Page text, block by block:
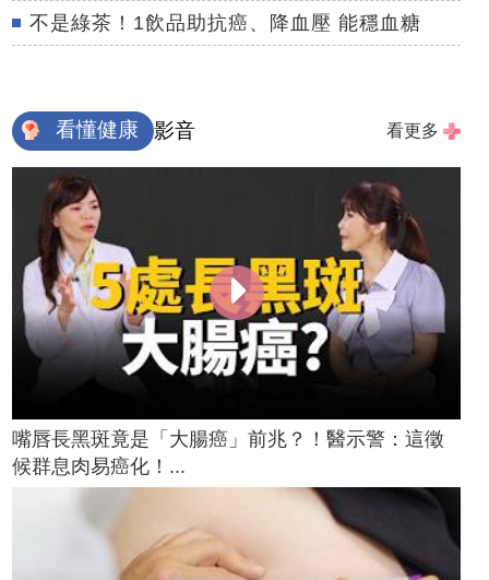
不是綠茶！1飲品助抗癌、降血壓 能穩血糖
看懂健康 影音 看更多
嘴唇長黑斑竟是「大腸癌」前兆？！醫示警：這徵
候群息肉易癌化！...